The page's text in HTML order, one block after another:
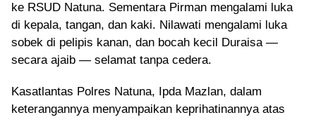
ke RSUD Natuna. Sementara Pirman mengalami luka
di kepala, tangan, dan kaki. Nilawati mengalami luka
sobek di pelipis kanan, dan bocah kecil Duraisa —
secara ajaib — selamat tanpa cedera.
Kasatlantas Polres Natuna, Ipda Mazlan, dalam
keterangannya menyampaikan keprihatinannya atas